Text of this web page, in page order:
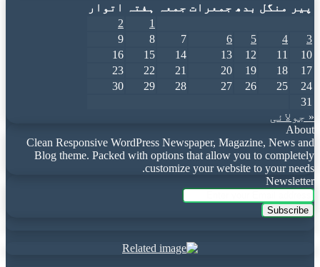
پیر
منگل بدھ جمعرات جمعہ ہفتہ
اتوار
1
2
3
4
5
6
7
8
9
10
11
12
13
14
15
16
17
18
19
20
21
22
23
24
25
26
27
28
29
30
31
« جولائی
About
Clean Responsive WordPress Newspaper, Magazine, News and
Blog theme. Packed with options that allow you to completely
customize your website to your needs.
Newsletter
Enter
your
Email